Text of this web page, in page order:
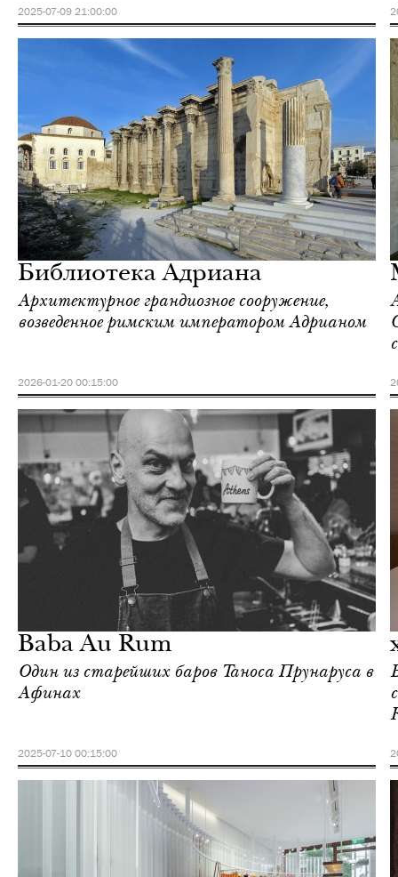
2025-07-09 21:00:00
Библиотека Адриана
Архитектурное грандиозное сооружение,
возведенное римским императором Адрианом
2026-01-20 00:15:00
Baba Au Rum
Один из старейших баров Таноса Прунаруса в
Афинах
2025-07-10 00:15:00